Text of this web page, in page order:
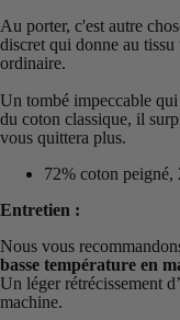
Au porter, c'est autre
discret qui donne au
ordinaire.
Un tombé impeccable
du coton classique, il
vous quittera plus.
72% coton
Entretien :
Nous vous
basse température en
Un léger rétrécissement
machine.